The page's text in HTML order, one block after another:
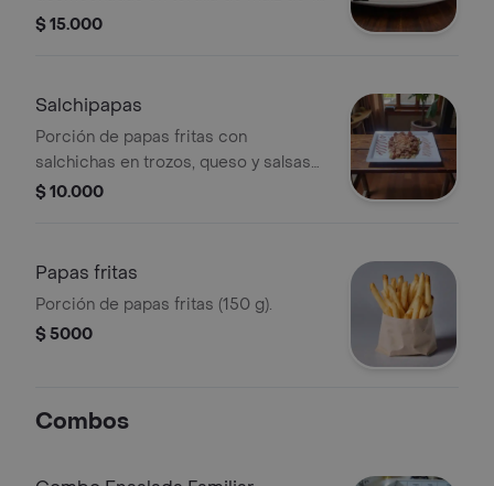
cm, con trozos de tomate y lechuga
y cilantro, con salsas varias.
$ 15.000
Salchipapas
Porción de papas fritas con
salchichas en trozos, queso y salsas
variadas.
$ 10.000
Papas fritas
Porción de papas fritas (150 g).
$ 5000
Combos